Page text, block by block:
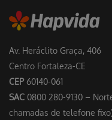
Av. Heráclito Graça, 406
Centro Fortaleza-CE
CEP60140-061
SAC 0800 280-9130 –
chamadas de telefone